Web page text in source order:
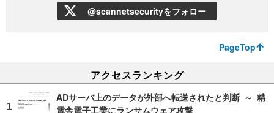
@scannetsecurityをフォロー
PageTop
アクセスランキング
ADサーバ上のデータが外部へ転送されたと判断 ～ 精
電舎電子工業にランサムウェア攻撃